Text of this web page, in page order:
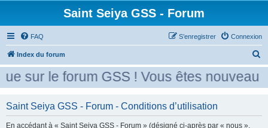
Saint Seiya GSS - Forum
FAQ Connexion
S’enregistrer
Index du forum
e
sur le forum GSS ! Vous êtes nouveau
Saint Seiya GSS - Forum - Conditions d’utilisation
En accédant à « Saint Seiya GSS - Forum » (désigné ci-après par « nous »,